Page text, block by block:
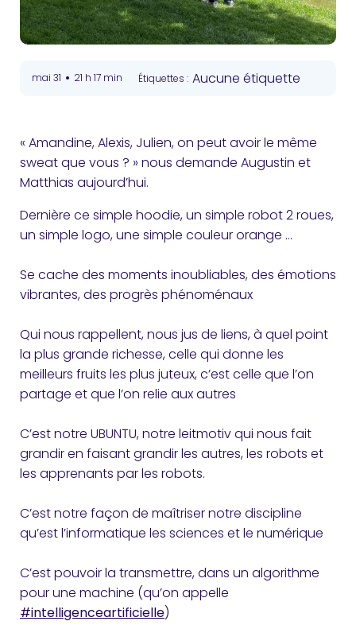
mai 31 • 21 h 17 min Étiquettes : Aucune étiquette
« Amandine, Alexis, Julien, on peut avoir le même
sweat que vous ? » nous demande Augustin et
Matthias aujourd’hui.
Dernière ce simple hoodie, un simple robot 2 roues,
un simple logo, une simple couleur orange …
Se cache des moments inoubliables, des émotions
vibrantes, des progrès phénoménaux
Qui nous rappellent, nous jus de liens, à quel point
la plus grande richesse, celle qui donne les
meilleurs fruits les plus juteux, c’est celle que l’on
partage et que l’on relie aux autres
C’est notre UBUNTU, notre leitmotiv qui nous fait
grandir en faisant grandir les autres, les robots et
les apprenants par les robots.
C’est notre façon de maîtriser notre discipline
qu’est l’informatique les sciences et le numérique
C’est pouvoir la transmettre, dans un algorithme
pour une machine (qu’on appelle
#intelligenceartificielle)